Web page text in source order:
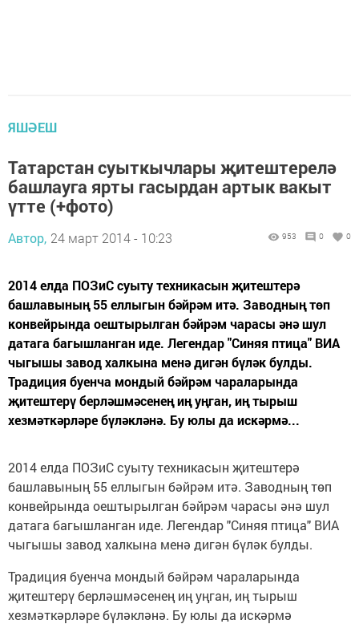
ЯШӘЕШ
Татарстан суыткычлары җитештерелә
башлауга ярты гасырдан артык вакыт
үтте (+фото)
Автор, 24 март 2014 - 10:23 953 0 0
2014 елда ПОЗиС суыту техникасын җитештерә
башлавының 55 еллыгын бәйрәм итә. Заводның төп
конвейрында оештырылган бәйрәм чарасы әнә шул
датага багышланган иде. Легендар "Синяя птица" ВИА
чыгышы завод халкына менә дигән бүләк булды.
Традиция буенча мондый бәйрәм чараларында
җитештерү берләшмәсенең иң уңган, иң тырыш
хезмәткәрләре бүләкләнә. Бу юлы да искәрмә...
2014 елда ПОЗиС суыту техникасын җитештерә
башлавының 55 еллыгын бәйрәм итә. Заводның төп
конвейрында оештырылган бәйрәм чарасы әнә шул
датага багышланган иде. Легендар "Синяя птица" ВИА
чыгышы завод халкына менә дигән бүләк булды.
Традиция буенча мондый бәйрәм чараларында
җитештерү берләшмәсенең иң уңган, иң тырыш
хезмәткәрләре бүләкләнә. Бу юлы да искәрмә